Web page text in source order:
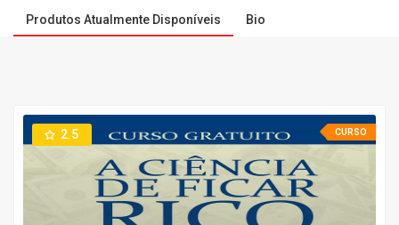
Produtos Atualmente Disponíveis Bio
CURSO
2.5